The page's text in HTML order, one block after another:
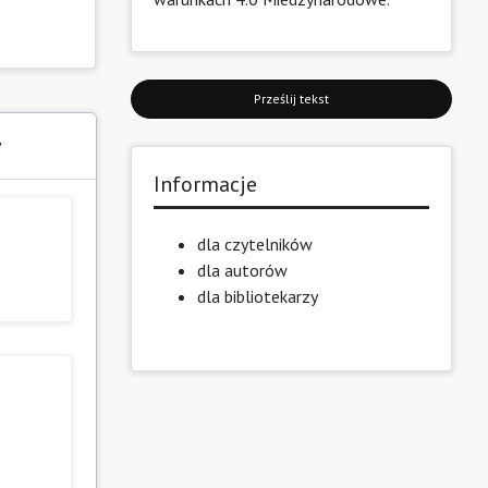
Prześlij tekst
Informacje
dla czytelników
dla autorów
dla bibliotekarzy